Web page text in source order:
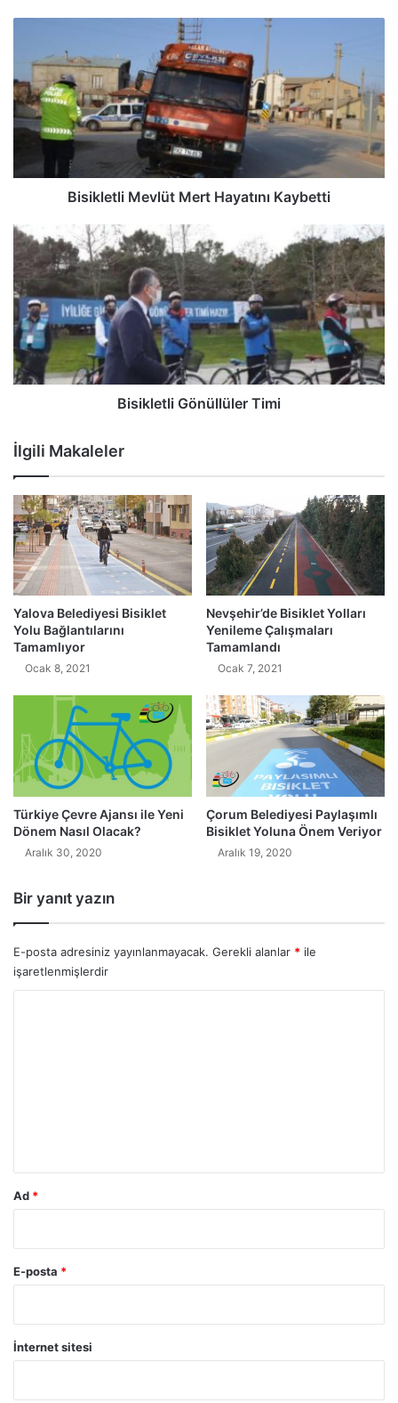
Bisikletli Mevlüt Mert Hayatını Kaybetti
Bisikletli Gönüllüler Timi
İlgili Makaleler
Yalova Belediyesi Bisiklet
Yolu Bağlantılarını
Tamamlıyor
Ocak 8, 2021
Nevşehir’de Bisiklet Yolları
Yenileme Çalışmaları
Tamamlandı
Ocak 7, 2021
Türkiye Çevre Ajansı ile Yeni
Dönem Nasıl Olacak?
Aralık 30, 2020
Çorum Belediyesi Paylaşımlı
Bisiklet Yoluna Önem Veriyor
Aralık 19, 2020
Bir yanıt yazın
E-posta adresiniz yayınlanmayacak. Gerekli alanlar * ile
işaretlenmişlerdir
Ad *
E-posta *
İnternet sitesi